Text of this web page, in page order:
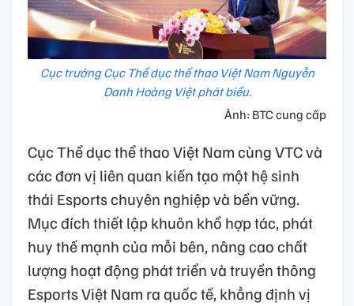
Cục trưởng Cục Thể dục thể thao Việt Nam Nguyễn
Danh Hoàng Việt phát biểu.
Ảnh: BTC cung cấp
Cục Thể dục thể thao Việt Nam cùng VTC và
các đơn vị liên quan kiến tạo một hệ sinh
thái Esports chuyên nghiệp và bền vững.
Mục đích thiết lập khuôn khổ hợp tác, phát
huy thế mạnh của mỗi bên, nâng cao chất
lượng hoạt động phát triển và truyền thông
Esports Việt Nam ra quốc tế, khẳng định vị